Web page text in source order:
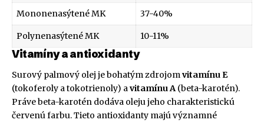
Mononenasýtené MK 37-40%
Polynenasýtené MK 10-11%
Vitamíny a antioxidanty
Surový palmový olej je bohatým zdrojomvitamínu E
(tokoferoly a tokotrienoly) avitamínu A (beta-karotén).
Práve beta-karotén dodáva oleju jeho charakteristickú
červenú farbu. Tieto antioxidanty majú významné